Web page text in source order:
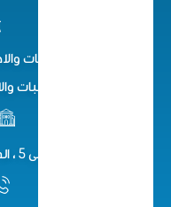
محاضر بقسم النبات
بقسم النبات
مبنى 5 ، الدور 3 ، مكتب رقم 207